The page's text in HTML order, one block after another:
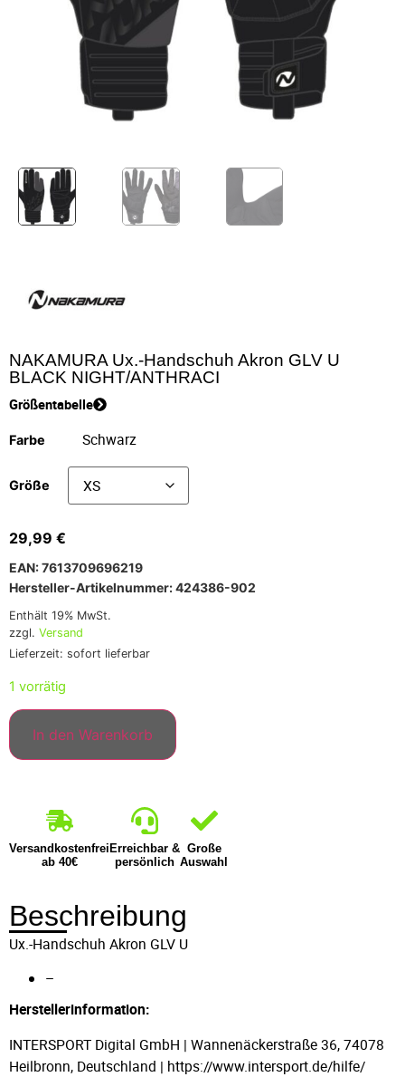
NAKAMURA Ux.-Handschuh Akron GLV U
BLACK NIGHT/ANTHRACI
Größentabelle
Farbe
Größe
29,99 €
EAN: 7613709696219
Hersteller-Artikelnummer: 424386-902
Enthält 19% MwSt.
zzgl. Versand
Lieferzeit: sofort lieferbar
1 vorrätig
In den Warenkorb
Versandkostenfrei
ab 40€
Erreichbar &
persönlich
Große
Auswahl
Beschreibung
Ux.-Handschuh Akron GLV U
–
Herstellerinformation:
INTERSPORT Digital GmbH | Wannenäckerstraße 36, 74078
Heilbronn, Deutschland | https://www.intersport.de/hilfe/